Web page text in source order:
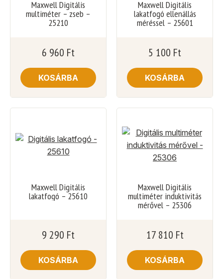
Maxwell Digitális
multiméter – zseb –
25210
6 960 Ft
KOSÁRBA
Maxwell Digitális
lakatfogó ellenállás
méréssel – 25601
5 100 Ft
KOSÁRBA
Maxwell Digitális
lakatfogó – 25610
9 290 Ft
KOSÁRBA
Maxwell Digitális
multiméter induktivitás
mérővel – 25306
17 810 Ft
KOSÁRBA